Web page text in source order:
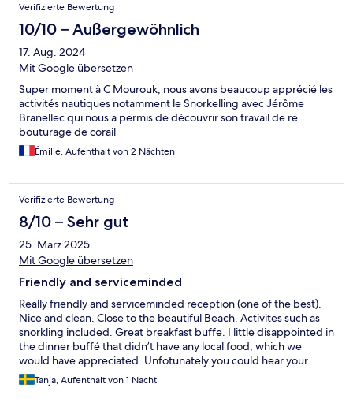
Verifizierte Bewertung
10/10 – Außergewöhnlich
17. Aug. 2024
Mit Google übersetzen
Super moment à C Mourouk, nous avons beaucoup apprécié les
activités nautiques notamment le Snorkelling avec Jérôme
Branellec qui nous a permis de découvrir son travail de re
bouturage de corail
Émilie, Aufenthalt von 2 Nächten
Verifizierte Bewertung
8/10 – Sehr gut
25. März 2025
Mit Google übersetzen
Friendly and serviceminded
Really friendly and serviceminded reception (one of the best).
Nice and clean. Close to the beautiful Beach. Activites such as
snorkling included. Great breakfast buffe. I little disappointed in
the dinner buffé that didn’t have any local food, which we
would have appreciated. Unfotunately you could hear your
neighbours and people passing by clearly.
Tanja, Aufenthalt von 1 Nacht